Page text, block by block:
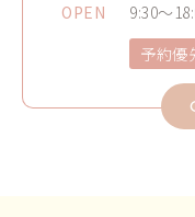
OPEN
9:30～
予約優